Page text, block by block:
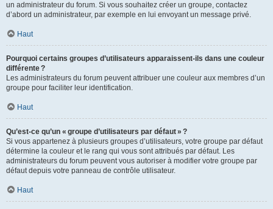
un administrateur du forum. Si vous souhaitez créer un groupe, contactez
d’abord un administrateur, par exemple en lui envoyant un message privé.
Haut
Pourquoi certains groupes d’utilisateurs apparaissent-ils dans une couleur
différente ?
Les administrateurs du forum peuvent attribuer une couleur aux membres d’un
groupe pour faciliter leur identification.
Haut
Qu’est-ce qu’un « groupe d’utilisateurs par défaut » ?
Si vous appartenez à plusieurs groupes d’utilisateurs, votre groupe par défaut
détermine la couleur et le rang qui vous sont attribués par défaut. Les
administrateurs du forum peuvent vous autoriser à modifier votre groupe par
défaut depuis votre panneau de contrôle utilisateur.
Haut